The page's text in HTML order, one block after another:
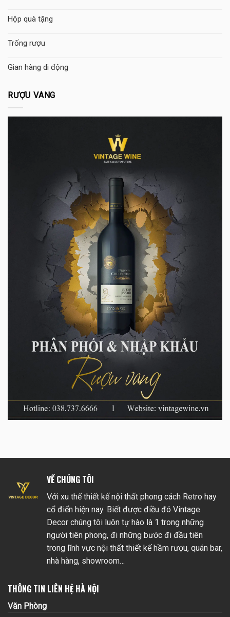
Hộp quà tặng
Trống rượu
Gian hàng di động
RƯỢU VANG
VỀ CHÚNG TÔI
Với xu thế thiết kế nội thất phong cách Retro hay
cổ điển hiện nay. Biết được điều đó Vintage
Decor chúng tôi luôn tự hào là 1 trong những
người tiên phong, đi những bước đi đầu tiên
trong lĩnh vực nội thất thiết kế hầm rượu, quán bar,
nhà hàng, showroom…
THÔNG TIN LIÊN HỆ HÀ NỘI
Văn Phòng